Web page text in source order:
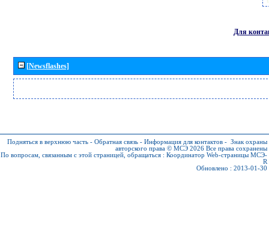
Для
[Newsflashes]
Подняться в верхнюю часть - Обратная связь - Информация для контактов - Знак охраны
авторского права © МСЭ 2026 Все права сохранены
По вопросам, связанным с этой страницей, обращаться : Координатор Web-страницы МСЭ-
R
Обновлено : 2013-01-30